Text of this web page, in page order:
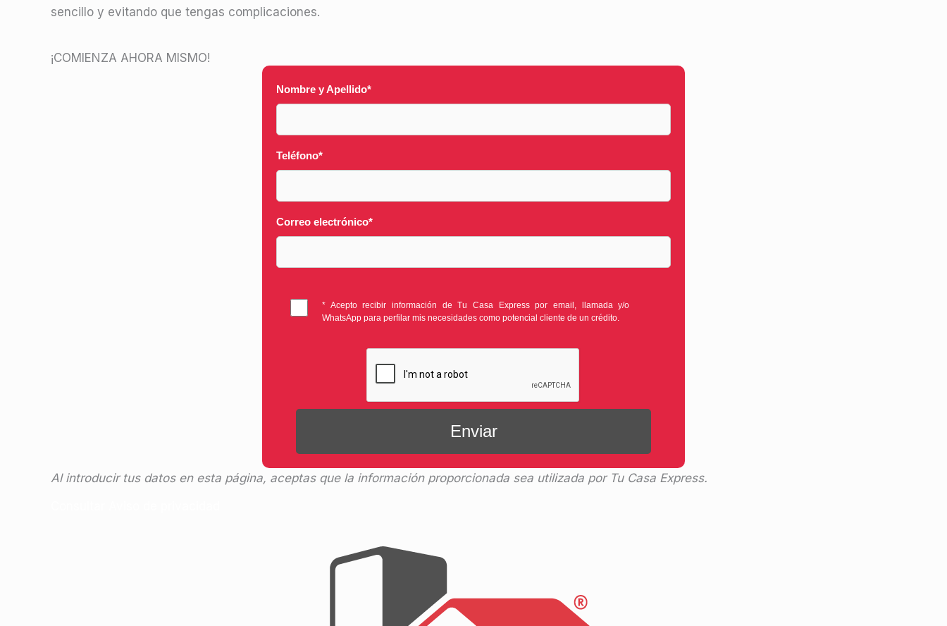
sencillo y evitando que tengas complicaciones.
¡COMIENZA AHORA MISMO!
Nombre y Apellido*
Teléfono*
Correo electrónico*
* Acepto recibir información de Tu Casa Express por email, llamada y/o
WhatsApp para perfilar mis necesidades como potencial cliente de un crédito.
Al introducir tus datos en esta página, aceptas que la información proporcionada sea utilizada por Tu Casa Express.